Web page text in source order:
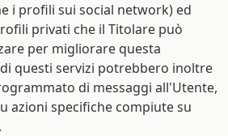
i profili sui social network) ed
privati che il Titolare può
per migliorare questa
questi servizi potrebbero inoltre
di messaggi all'Utente,
azioni specifiche compiute su